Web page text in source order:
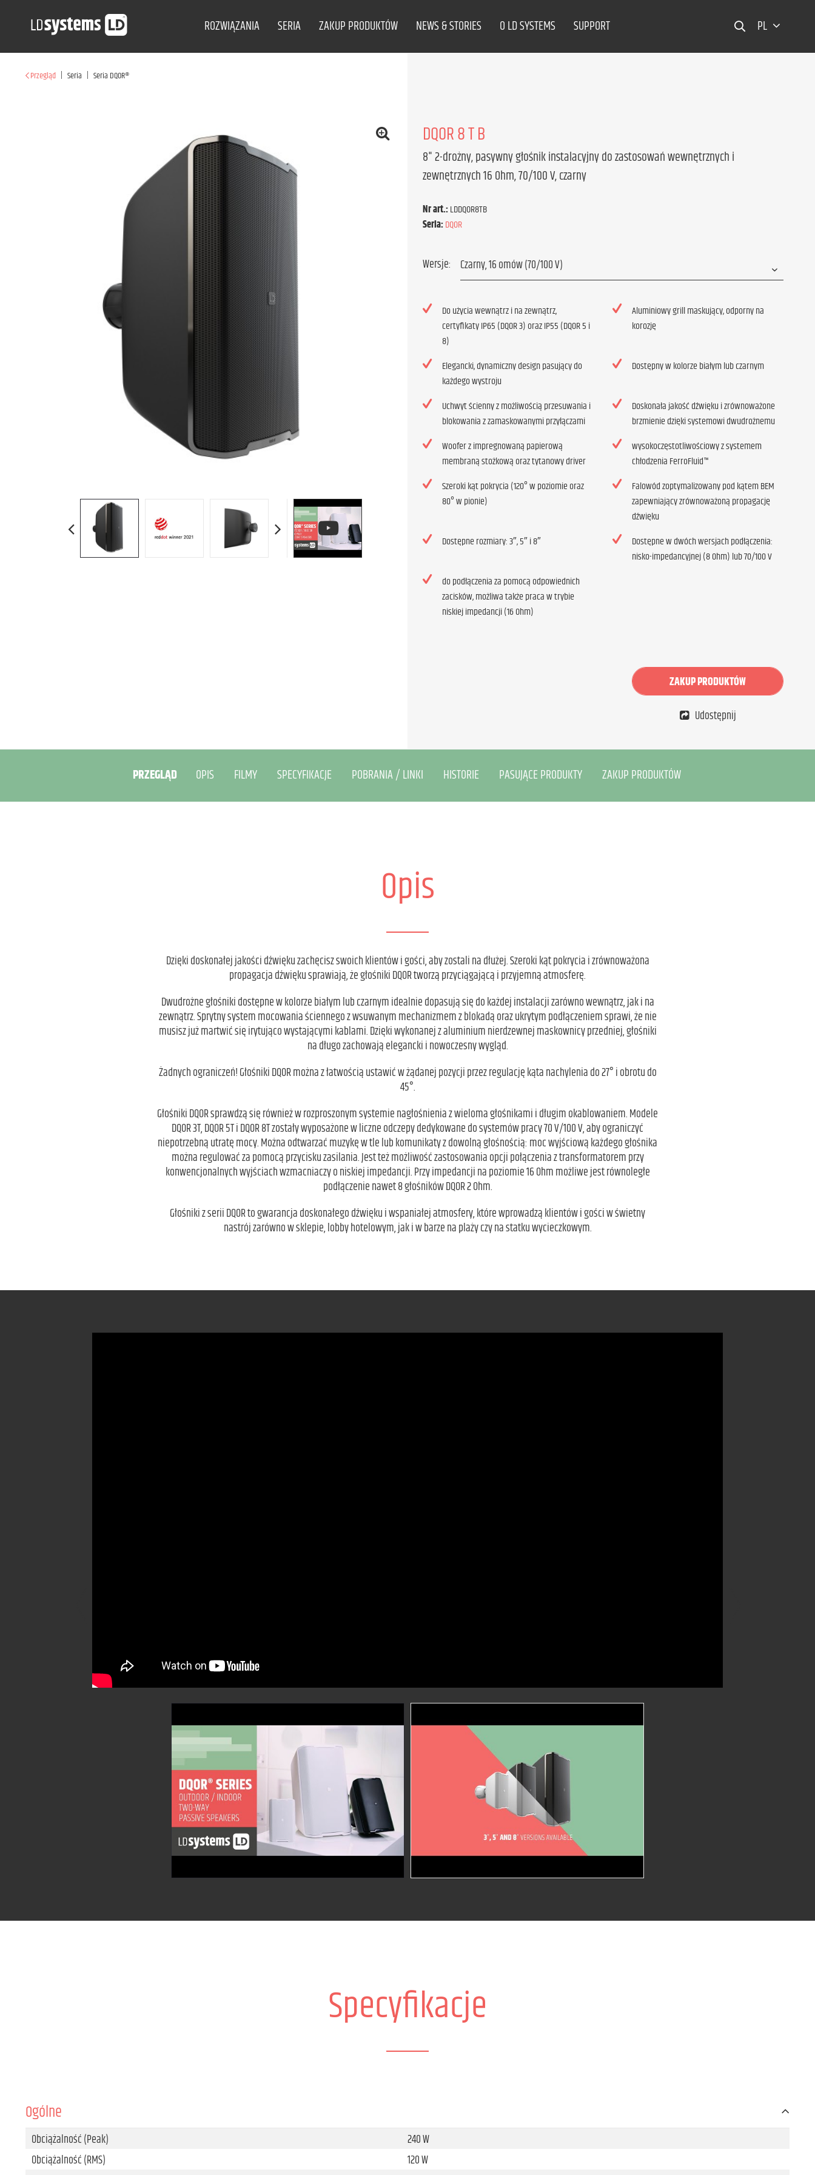
ROZWIĄZANIA SERIA ZAKUP PRODUKTÓW NEWS & STORIES O LD SYSTEMS SUPPORT PL
Przegląd | Seria | Seria DQOR®
DQOR 8 T B
8" 2-drożny, pasywny głośnik instalacyjny do zastosowań wewnętrznych i
zewnętrznych 16 Ohm, 70/100 V, czarny
Nr art.:LDDQOR8TB
Seria:DQOR
Wersje:
Do użycia wewnątrz i na zewnątrz,
certyfikaty IP65 (DQOR 3) oraz IP55 (DQOR 5 i
8)
Aluminiowy grill maskujący, odporny na
korozję
Elegancki, dynamiczny design pasujący do
każdego wystroju
Dostępny w kolorze białym lub czarnym
Uchwyt ścienny z możliwością przesuwania i
blokowania z zamaskowanymi przyłączami
Doskonała jakość dźwięku i zrównoważone
brzmienie dzięki systemowi dwudrożnemu
Woofer z impregnowaną papierową
membraną stożkową oraz tytanowy driver
wysokoczęstotliwościowy z systemem
chłodzenia FerroFluid™
Szeroki kąt pokrycia (120° w poziomie oraz
80° w pionie)
Falowód zoptymalizowany pod kątem BEM
zapewniający zrównoważoną propagację
dźwięku
Dostępne rozmiary: 3″, 5″ i 8″
Dostępne w dwóch wersjach podłączenia:
nisko-impedancyjnej (8 Ohm) lub 70/100 V
do podłączenia za pomocą odpowiednich
zacisków, możliwa także praca w trybie
niskiej impedancji (16 Ohm)
ZAKUP PRODUKTÓW
Udostępnij
PRZEGLĄD OPIS FILMY SPECYFIKACJE POBRANIA / LINKI HISTORIE PASUJĄCE PRODUKTY ZAKUP PRODUKTÓW
Opis
Dzięki doskonałej jakości dźwięku zachęcisz swoich klientów i gości, aby zostali na dłużej. Szeroki kąt pokrycia i zrównoważona
propagacja dźwięku sprawiają, że głośniki DQOR tworzą przyciągającą i przyjemną atmosferę.
Dwudrożne głośniki dostępne w kolorze białym lub czarnym idealnie dopasują się do każdej instalacji zarówno wewnątrz, jak i na
zewnątrz. Sprytny system mocowania ściennego z wsuwanym mechanizmem z blokadą oraz ukrytym podłączeniem sprawi, że nie
musisz już martwić się irytująco wystającymi kablami. Dzięki wykonanej z aluminium nierdzewnej maskownicy przedniej, głośniki
na długo zachowają elegancki i nowoczesny wygląd.
Żadnych ograniczeń! Głośniki DQOR można z łatwością ustawić w żądanej pozycji przez regulację kąta nachylenia do 27° i obrotu do
45°.
Głośniki DQOR sprawdzą się również w rozproszonym systemie nagłośnienia z wieloma głośnikami i długim okablowaniem. Modele
DQOR 3T, DQOR 5T i DQOR 8T zostały wyposażone w liczne odczepy dedykowane do systemów pracy 70 V/100 V, aby ograniczyć
niepotrzebną utratę mocy. Można odtwarzać muzykę w tle lub komunikaty z dowolną głośnością: moc wyjściową każdego głośnika
można regulować za pomocą przycisku zasilania. Jest też możliwość zastosowania opcji połączenia z transformatorem przy
konwencjonalnych wyjściach wzmacniaczy o niskiej impedancji. Przy impedancji na poziomie 16 Ohm możliwe jest równoległe
podłączenie nawet 8 głośników DQOR 2 Ohm.
Głośniki z serii DQOR to gwarancja doskonałego dźwięku i wspaniałej atmosfery, które wprowadzą klientów i gości w świetny
nastrój zarówno w sklepie, lobby hotelowym, jak i w barze na plaży czy na statku wycieczkowym.
Specyfikacje
Ogólne
Obciążalność (Peak)
240 W
Obciążalność (RMS)
120 W